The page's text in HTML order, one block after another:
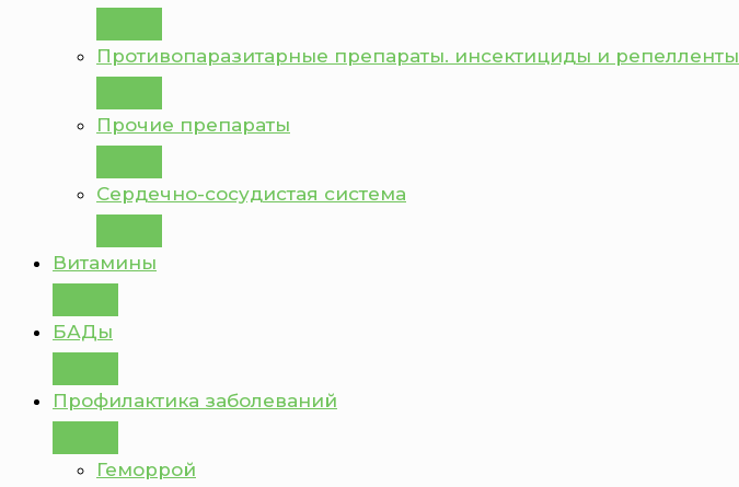
Противопаразитарные препараты. инсектициды и репелленты
Прочие препараты
Сердечно-сосудистая система
Витамины
БАДы
Профилактика заболеваний
Геморрой